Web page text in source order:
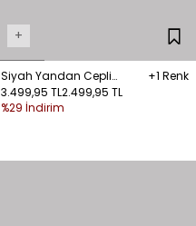
+
Siyah Yandan Cepli
Pantolon
+1 Renk
3.499,95 TL2.499,95 TL
%29 İndirim